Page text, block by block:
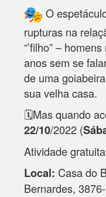
O
rupturas na
“’filho” –
anos sem se
de uma
sua velha casa.
🗓️Mas quando
22/10/2022 (
Atividade
Local: Casa do
Bernardes,